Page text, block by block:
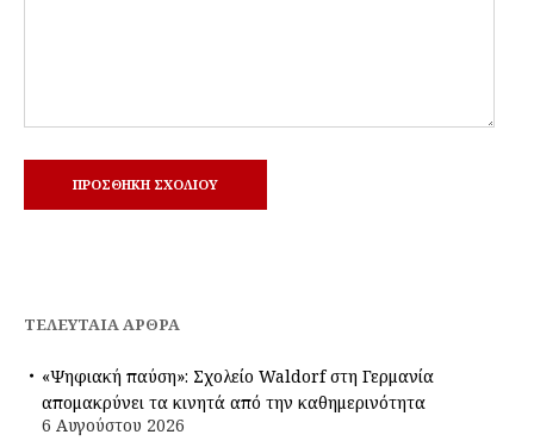
ΤΕΛΕΥΤΑΊΑ ΆΡΘΡΑ
«Ψηφιακή παύση»: Σχολείο Waldorf στη Γερμανία
απομακρύνει τα κινητά από την καθημερινότητα
6 Αυγούστου 2026